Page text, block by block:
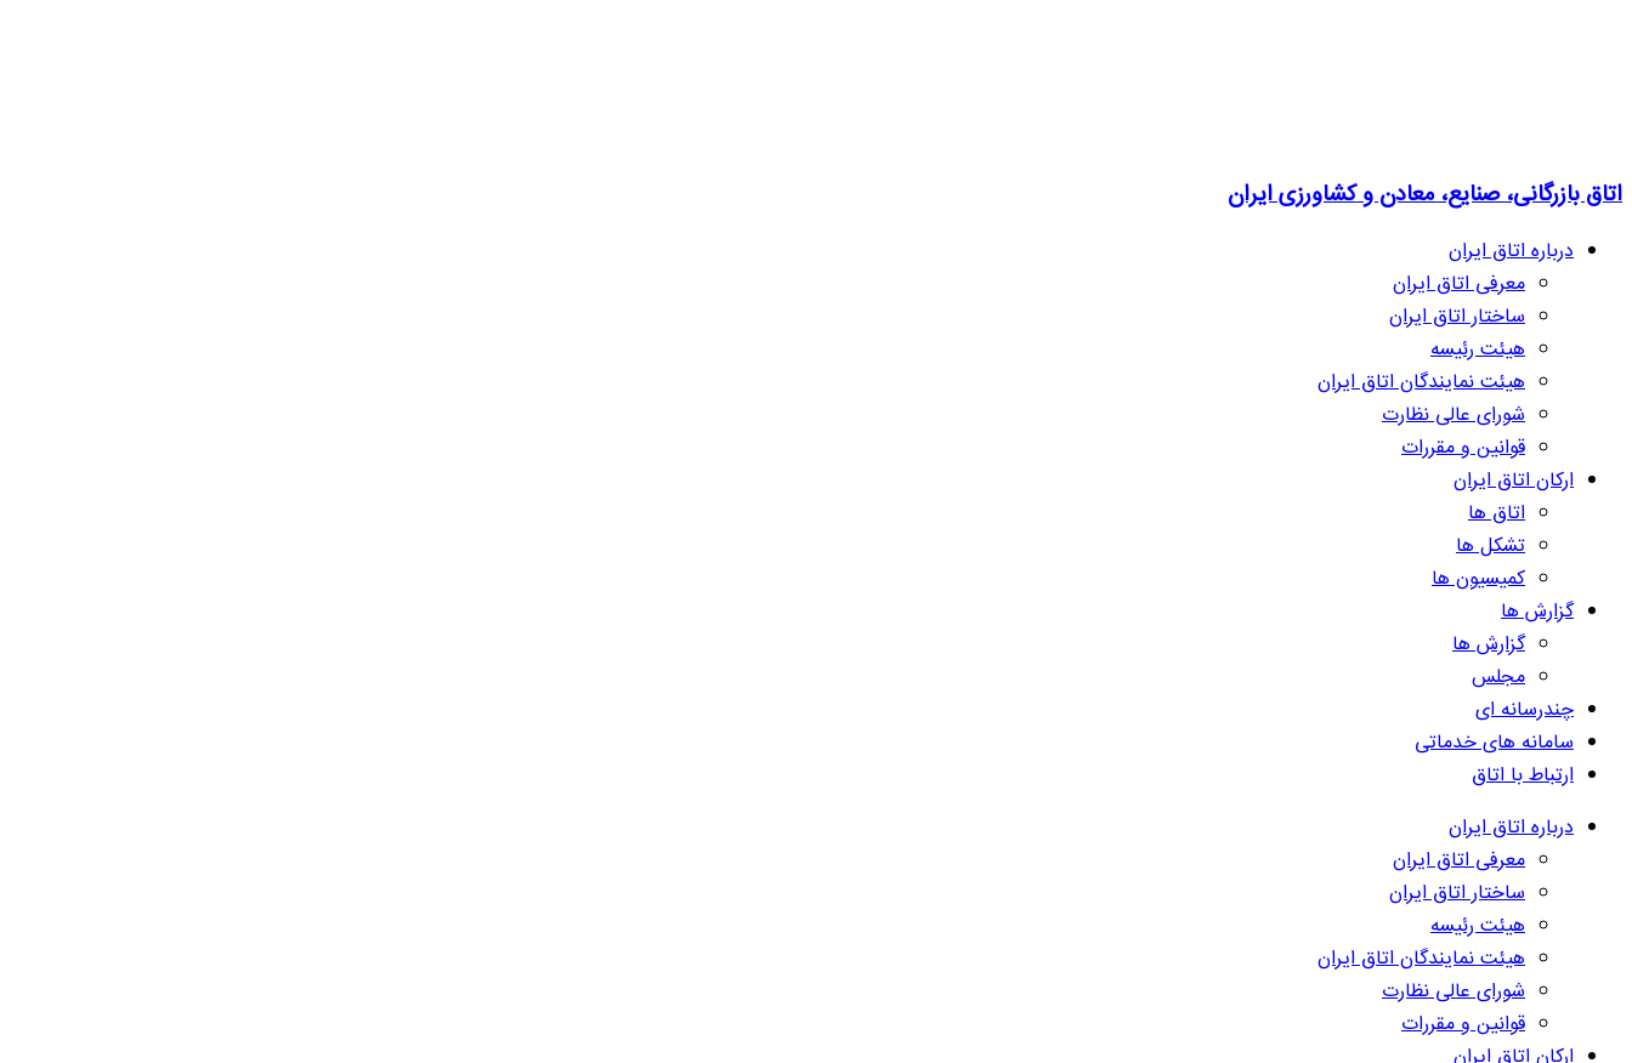
اتاق بازرگانی، صنایع، معادن و کشاورزی ایران
درباره اتاق ایران
معرفی اتاق ایران
ساختار اتاق ایران
هیئت رئیسه
هیئت نمایندگان اتاق ایران
شورای عالی نظارت
قوانین و مقررات
ارکان اتاق ایران
اتاق ها
تشکل ها
کمیسیون ها
گزارش ها
گزارش ها
مجلس
چندرسانه ای
سامانه های خدماتی
ارتباط با اتاق
درباره اتاق ایران
معرفی اتاق ایران
ساختار اتاق ایران
هیئت رئیسه
هیئت نمایندگان اتاق ایران
شورای عالی نظارت
قوانین و مقررات